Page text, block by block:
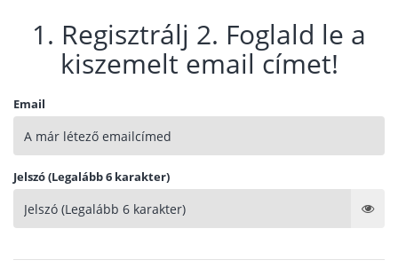
1. Regisztrálj 2. Foglald le a
kiszemelt email címet!
Email
Jelszó (Legalább 6 karakter)